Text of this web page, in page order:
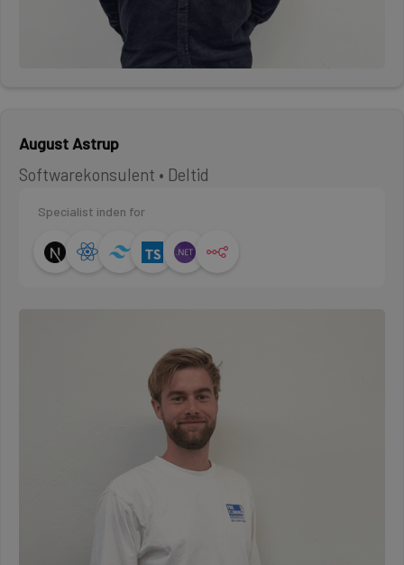
August Astrup
Softwarekonsulent • Deltid
Specialist inden for